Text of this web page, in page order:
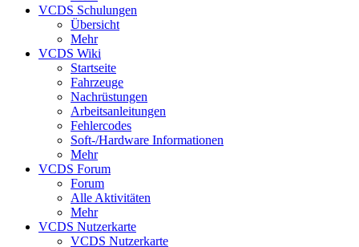
VCDS Schulungen
Übersicht
Mehr
VCDS Wiki
Startseite
Fahrzeuge
Nachrüstungen
Arbeitsanleitungen
Fehlercodes
Soft-/Hardware Informationen
Mehr
VCDS Forum
Forum
Alle Aktivitäten
Mehr
VCDS Nutzerkarte
VCDS Nutzerkarte